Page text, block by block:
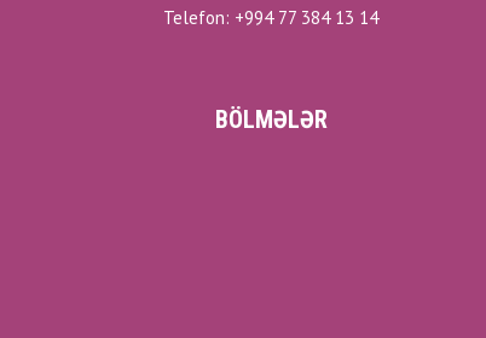
Telefon: +994 77 384 13 14
BÖLMƏLƏR